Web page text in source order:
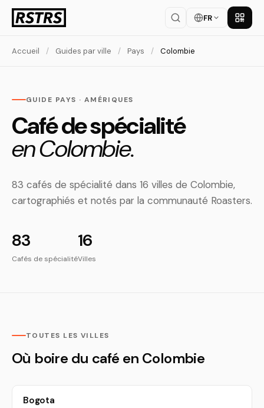
FR
Accueil / Guides par ville / Pays / Colombie
GUIDE PAYS · AMÉRIQUES
Café de spécialité
en Colombie.
83 cafés de spécialité dans 16 villes de Colombie,
cartographiés et notés par la communauté Roasters.
83
Cafés de spécialité
16
Villes
TOUTES LES VILLES
Où boire du café en Colombie
Bogota